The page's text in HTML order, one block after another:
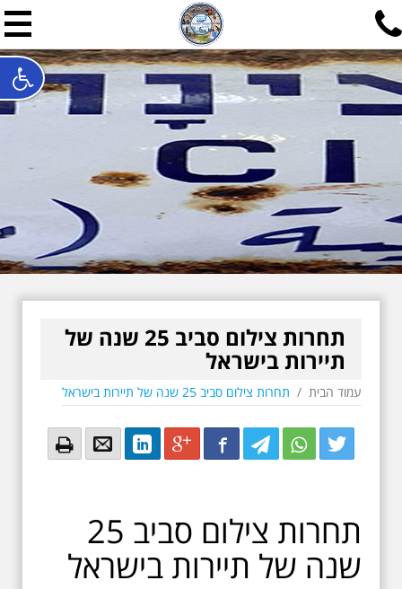
תל אביב שלי
תיור ישראלי בעריכת אילן
האתר המרכזי להיסטוריה של תל אביב ותולדות ארץ ישראל -
חייגו עכשיו:052-7747748
שלחו פנייה: ilan@mytelaviv.co.il
English עברית צור קשר
תחרות צילום סביב 25 שנה של
תיירות בישראל
עמוד הבית / תחרות צילום סביב 25 שנה של תיירות בישראל
Twitter
Twitter
Twitter
Facebook
Google+
LinkedIn
Email
Email
תחרות צילום סביב 25
שנה של תיירות בישראל